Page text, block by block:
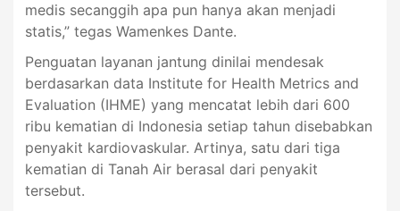
medis secanggih apa pun hanya akan menjadi
statis,” tegas Wamenkes Dante.
Penguatan layanan jantung dinilai mendesak
berdasarkan data Institute for Health Metrics and
Evaluation (IHME) yang mencatat lebih dari 600
ribu kematian di Indonesia setiap tahun disebabkan
penyakit kardiovaskular. Artinya, satu dari tiga
kematian di Tanah Air berasal dari penyakit
tersebut.